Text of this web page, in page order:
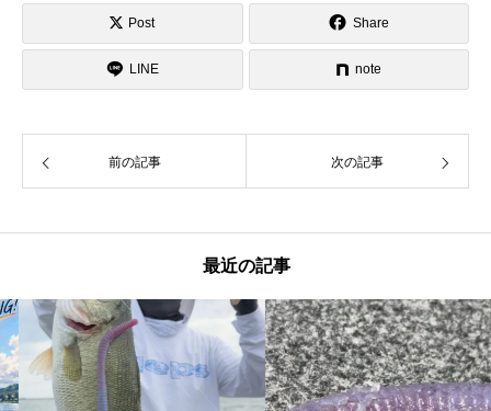
Post Share
LINE note
前の記事 次の記事
最近の記事